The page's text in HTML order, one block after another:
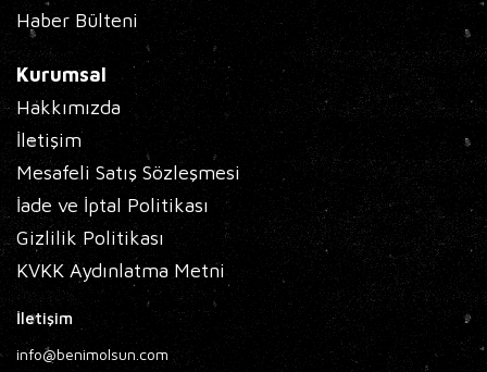
Haber Bülteni
Kurumsal
Hakkımızda
İletişim
Mesafeli Satış Sözleşmesi
İade ve İptal Politikası
Gizlilik Politikası
KVKK Aydınlatma Metni
İletişim
info@benimolsun.com